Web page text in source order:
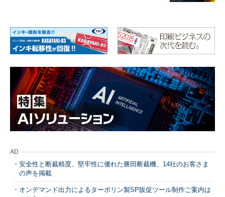
AD
安全性と断裁精度、堅牢性に優れた勝田断裁機、14社のお客さま
の声を掲載
オンデマンド出力によるターポリン製SP販促ツール制作ご案内は